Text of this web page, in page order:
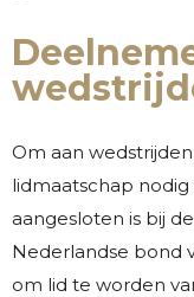
Om aan
lidmaatschap
aangesloten is bij
Nederlandse bond
om lid te worden